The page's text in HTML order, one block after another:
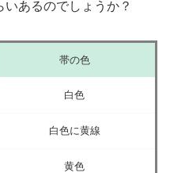
あるのでしょうか？
帯の色
白色
白色に黄線
黄色